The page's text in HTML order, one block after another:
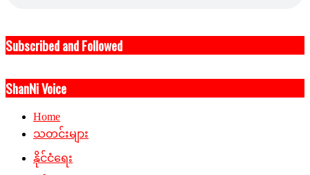
Subscribed and Followed
ShanNi Voice
Home
သတင်းများ
နိုင်ငံရေး